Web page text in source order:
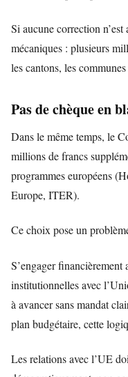
Si aucune correction n’est
mécaniques : plusieurs
les cantons, les
Pas de chèque en
Dans le même temps, le
millions de francs
programmes européens
Europe, ITER).
Ce choix pose un
S’engager financièrement
institutionnelles avec
à avancer sans mandat
plan budgétaire, cette
Les relations avec l’UE